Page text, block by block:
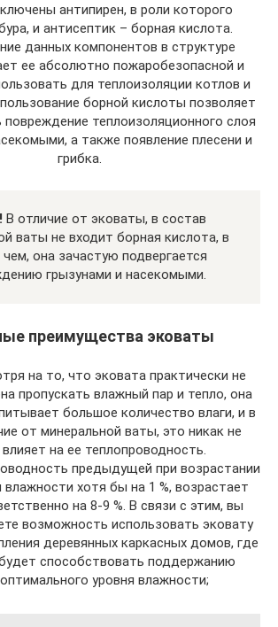
антипирен, в роли которого
и антисептик – борная кислота.
данных компонентов в структуре
ее абсолютно пожаробезопасной и
для теплоизоляции котлов и
борной кислоты позволяет
теплоизоляционного слоя
а также появление плесени и
грибка.
В отличие от эковаты, в состав
ваты не входит борная кислота, в
чем, она зачастую подвергается
грызунами и насекомыми.
преимущества эковаты
на то, что эковата практически не
пропускать влажный пар и тепло, она
большое количество влаги, и в
от минеральной ваты, это никак не
влияет на ее теплопроводность.
предыдущей при возрастании
влажности хотя бы на 1 %, возрастает
на 8-9 %. В связи с этим, вы
возможность использовать эковату
деревянных каркасных домов, где
способствовать поддержанию
оптимального уровня влажности;